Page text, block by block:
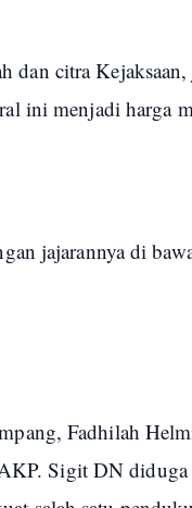
dan citra
ini menjadi harga
jajarannya di
Fadhilah
Sigit DN diduga